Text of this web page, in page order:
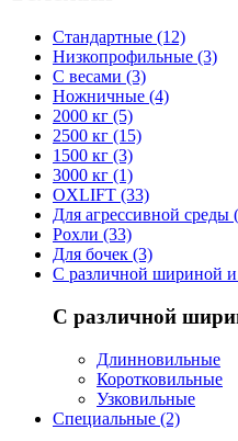
Стандартные (12)
Низкопрофильные (3)
С весами (3)
Ножничные (4)
2000 кг (5)
2500 кг (15)
1500 кг (3)
3000 кг (1)
OXLIFT (33)
Для агрессивной среды
Рохли (33)
Для бочек (3)
С различной шириной
С различной
Длинновильные
Коротковильные
Узковильные
Cпециальные (2)